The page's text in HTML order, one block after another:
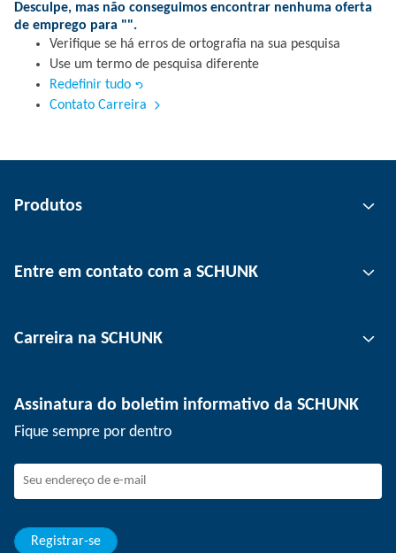
Desculpe, mas não conseguimos encontrar nenhuma oferta
de emprego para "".
Verifique se há erros de ortografia na sua pesquisa
Use um termo de pesquisa diferente
Redefinir tudo
Contato Carreira
Produtos
Tecnologia de automação
Tecnologia de fixação de peças
Entre em contato com a SCHUNK
Unidades
Eventos
Carreira na SCHUNK
SCHUNK como empregador
Como fazer parte da SCHUNK
Suas vantagens
Assinatura do boletim informativo da SCHUNK
Fique sempre por dentro
Registrar-se